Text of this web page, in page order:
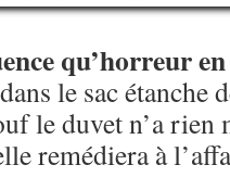
qu’horreur
le sac étanche
le duvet n’a
remédiera à